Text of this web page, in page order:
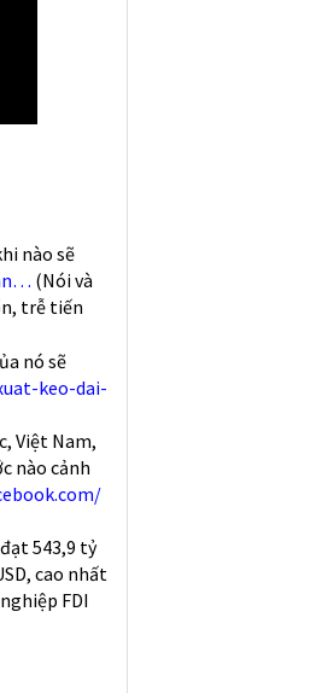
nào sẽ
(Nói và
trễ tiến
nó sẽ
keo-dai-
Việt Nam,
nào cảnh
543,9 tỷ
cao nhất
FDI